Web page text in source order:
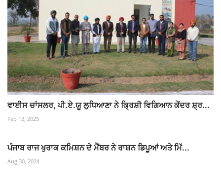
ਵਾਈਸ ਚਾਂਸਲਰ, ਪੀ.ਏ.ਯੂ ਲੁਧਿਆਣਾ ਨੇ ਕ੍ਰਿਸ਼ੀ ਵਿਗਿਆਨ ਕੇਂਦਰ ਸ਼੍ਰ...
Feb 12, 2025
ਪੰਜਾਬ ਰਾਜ ਖੁਰਾਕ ਕਮਿਸ਼ਨ ਦੇ ਮੈਂਬਰ ਨੇ ਰਾਸ਼ਨ ਡਿਪੂਆਂ ਅਤੇ ਮਿੱ...
Aug 30, 2024